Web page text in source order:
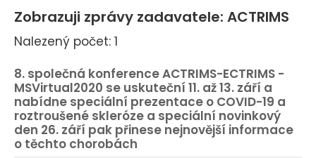
Zobrazuji zprávy zadavatele: ACTRIMS
Nalezený počet: 1
8. společná konference ACTRIMS-ECTRIMS -
MSVirtual2020 se uskuteční 11. až 13. září a
nabídne speciální prezentace o COVID-19 a
roztroušené skleróze a speciální novinkový
den 26. září pak přinese nejnovější informace
o těchto chorobách